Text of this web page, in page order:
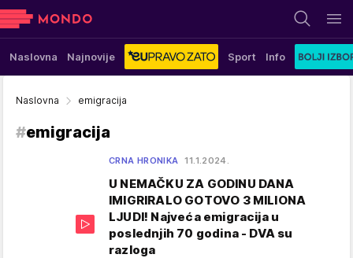
Naslovna Najnovije Sport Info
Naslovna emigracija
#emigracija
CRNA HRONIKA 11.1.2024.
U NEMAČKU ZA GODINU DANA
IMIGRIRALO GOTOVO 3 MILIONA
LJUDI! Najveća emigracija u
poslednjih 70 godina - DVA su
razloga